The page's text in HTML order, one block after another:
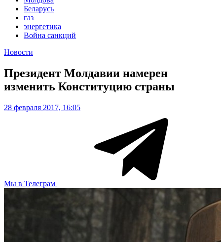
Беларусь
газ
энергетика
Война санкций
Новости
Президент Молдавии намерен
изменить Конституцию страны
28 февраля 2017, 16:05
Мы в Телеграм